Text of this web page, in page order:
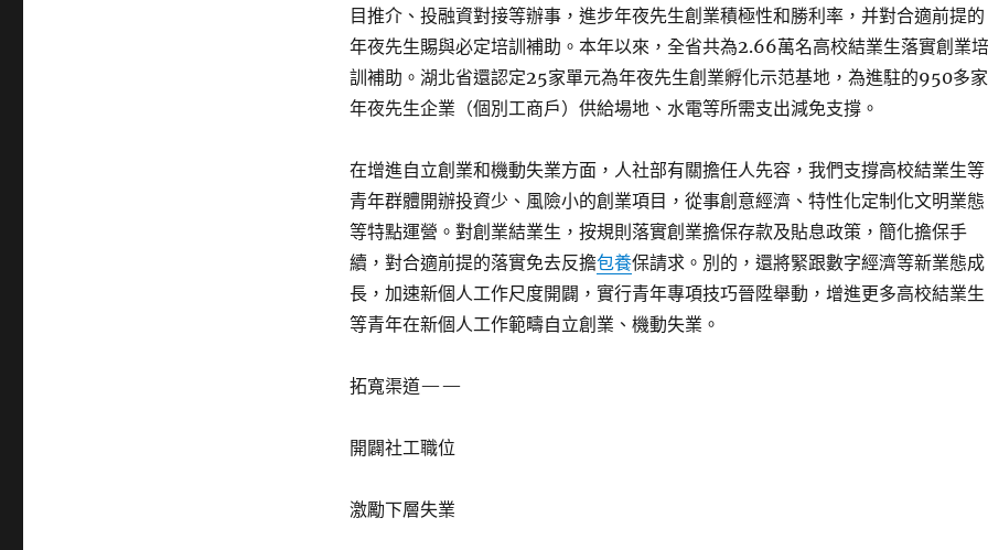
目推介、投融資對接等辦事，進步年夜先生創業積極性和勝利率，并對合適前提的
年夜先生賜與必定培訓補助。本年以來，全省共為2.66萬名高校結業生落實創業培
訓補助。湖北省還認定25家單元為年夜先生創業孵化示范基地，為進駐的950多家
年夜先生企業（個別工商戶）供給場地、水電等所需支出減免支撐。
在增進自立創業和機動失業方面，人社部有關擔任人先容，我們支撐高校結業生等
青年群體開辦投資少、風險小的創業項目，從事創意經濟、特性化定制化文明業態
等特點運營。對創業結業生，按規則落實創業擔保存款及貼息政策，簡化擔保手
續，對合適前提的落實免去反擔包養保請求。別的，還將緊跟數字經濟等新業態成
長，加速新個人工作尺度開闢，實行青年專項技巧晉陞舉動，增進更多高校結業生
等青年在新個人工作範疇自立創業、機動失業。
拓寬渠道——
開闢社工職位
激勵下層失業